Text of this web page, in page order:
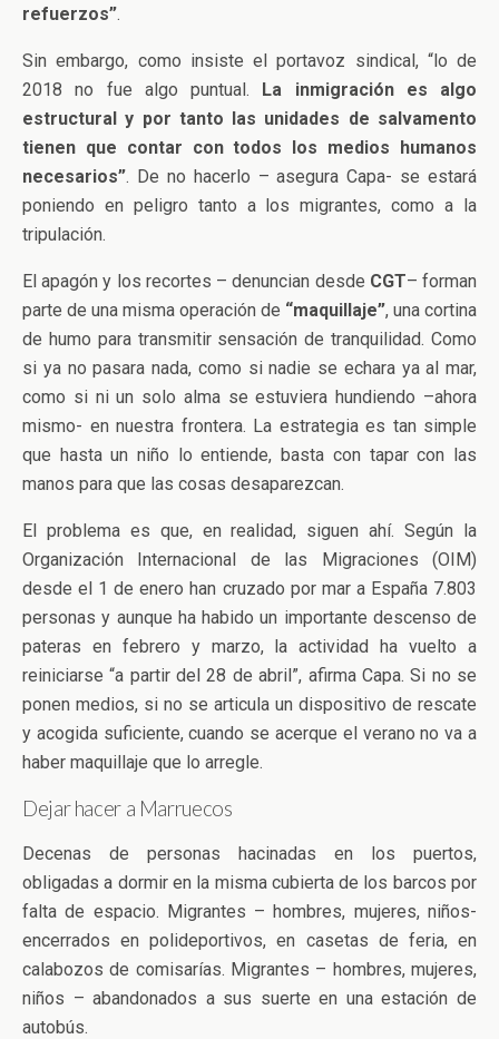
refuerzos”.
Sin embargo, como insiste el portavoz sindical, “lo de
2018 no fue algo puntual. La inmigración es algo
estructural y por tanto las unidades de salvamento
tienen que contar con todos los medios humanos
necesarios”. De no hacerlo – asegura Capa- se estará
poniendo en peligro tanto a los migrantes, como a la
tripulación.
El apagón y los recortes – denuncian desde CGT– forman
parte de una misma operación de “maquillaje”, una cortina
de humo para transmitir sensación de tranquilidad. Como
si ya no pasara nada, como si nadie se echara ya al mar,
como si ni un solo alma se estuviera hundiendo –ahora
mismo- en nuestra frontera. La estrategia es tan simple
que hasta un niño lo entiende, basta con tapar con las
manos para que las cosas desaparezcan.
El problema es que, en realidad, siguen ahí. Según la
Organización Internacional de las Migraciones (OIM)
desde el 1 de enero han cruzado por mar a España 7.803
personas y aunque ha habido un importante descenso de
pateras en febrero y marzo, la actividad ha vuelto a
reiniciarse “a partir del 28 de abril”, afirma Capa. Si no se
ponen medios, si no se articula un dispositivo de rescate
y acogida suficiente, cuando se acerque el verano no va a
haber maquillaje que lo arregle.
Dejar hacer a Marruecos
Decenas de personas hacinadas en los puertos,
obligadas a dormir en la misma cubierta de los barcos por
falta de espacio. Migrantes – hombres, mujeres, niños-
encerrados en polideportivos, en casetas de feria, en
calabozos de comisarías. Migrantes – hombres, mujeres,
niños – abandonados a sus suerte en una estación de
autobús.